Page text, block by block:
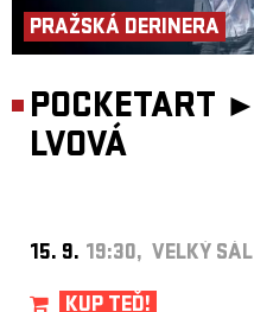
PRAŽSKÁ DERINERA
POCKETART ►
LVOVÁ
15. 9. 19:30, VELKÝ SÁL